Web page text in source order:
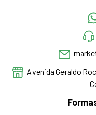
Avenida Geraldo